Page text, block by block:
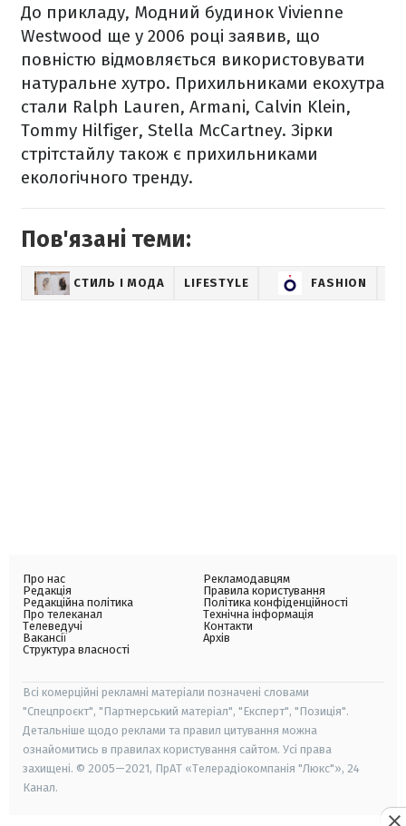
До прикладу, Модний будинок Vivienne
Westwood ще у 2006 році заявив, що
повністю відмовляється використовувати
натуральне хутро. Прихильниками екохутра
стали Ralph Lauren, Armani, Calvin Klein,
Tommy Hilfiger, Stella McCartney. Зірки
стрітстайлу також є прихильниками
екологічного тренду.
Пов'язані теми:
СТИЛЬ І МОДА LIFESTYLE FASHION
Про нас
Редакція
Редакційна політика
Про телеканал
Телеведучі
Вакансії
Структура власності
Рекламодавцям
Правила користування
Політика конфіденційності
Технічна інформація
Контакти
Архів
Всі комерційні рекламні матеріали позначені словами
"Спецпроєкт", "Партнерський матеріал", "Експерт", "Позиція".
Детальніше щодо реклами та правил цитування можна
ознайомитись в правилах користування сайтом. Усі права
захищені. © 2005—2021, ПрАТ «Телерадіокомпанія "Люкс"», 24
Канал.